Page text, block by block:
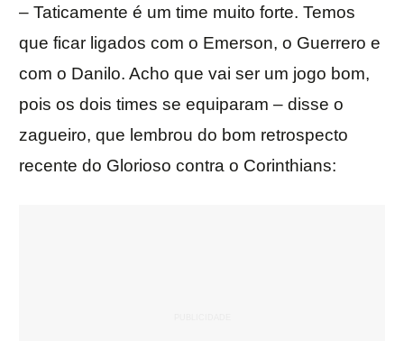
– Taticamente é um time muito forte. Temos
que ficar ligados com o Emerson, o Guerrero e
com o Danilo. Acho que vai ser um jogo bom,
pois os dois times se equiparam – disse o
zagueiro, que lembrou do bom retrospecto
recente do Glorioso contra o Corinthians: